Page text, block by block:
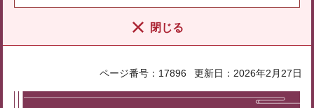
閉じる
ページ番号：17896 更新日：2026年2月27日